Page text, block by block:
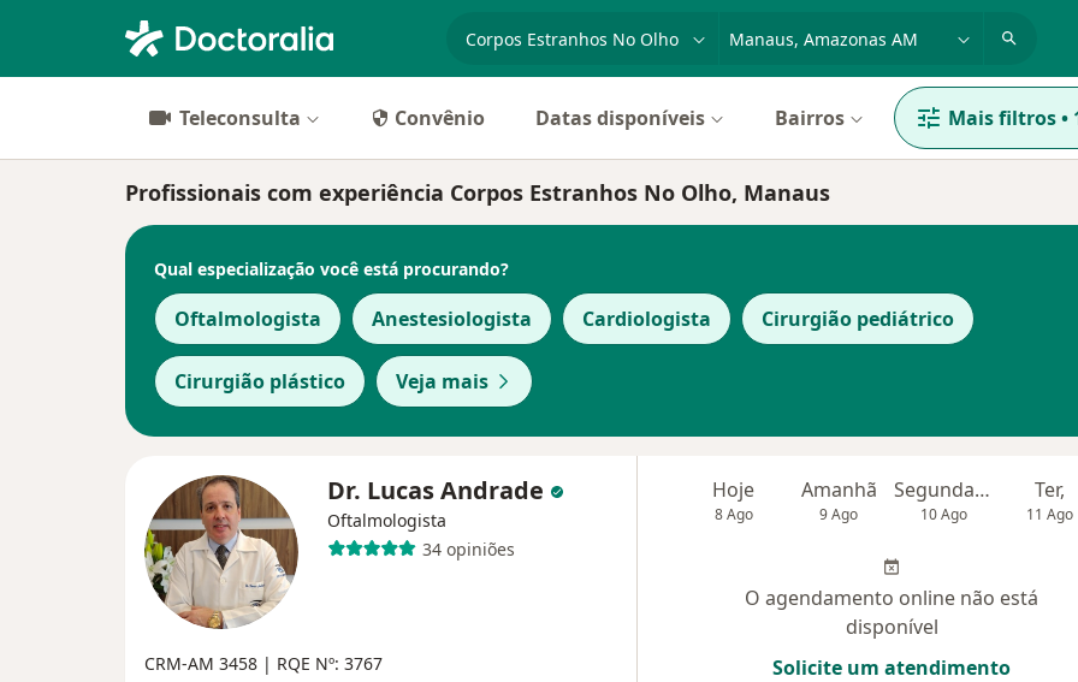
Teleconsulta Convênio Datas disponíveis Bairros Mais filtros•
Profissionais com experiência Corpos Estranhos No Olho, Manaus
Qual especialização você está procurando?
Oftalmologista Anestesiologista Cardiologista Cirurgião pediátrico
Cirurgião plástico Veja mais
Dr. Lucas Andrade
Oftalmologista
34 opiniões
CRM-AM 3458 | RQE Nº: 3767
Hoje
8 Ago
Amanhã
9 Ago
Segunda-feira
10 Ago
Ter,
11 Ago
O agendamento online não está
disponível
Solicite um atendimento